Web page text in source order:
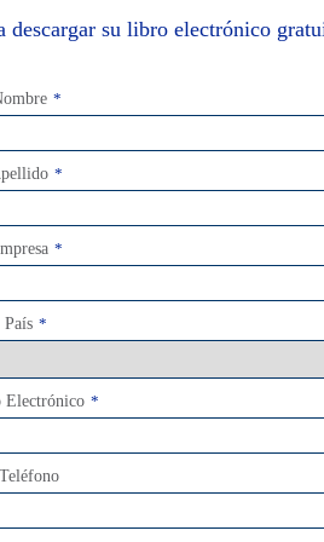
su libro electrónico
*
*
*
País *
Electrónico *
Teléfono